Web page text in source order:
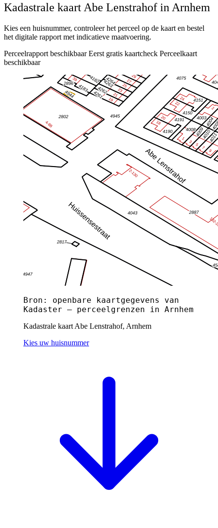
Kadastrale kaart Abe Lenstrahof in Arnhem
Kies een huisnummer, controleer het perceel op de kaart en bestel
het digitale rapport met indicatieve maatvoering.
Perceelrapport beschikbaar Eerst gratis kaartcheck Perceelkaart
beschikbaar
Bron: openbare kaartgegevens van
Kadaster — perceelgrenzen in Arnhem
Kadastrale kaart Abe Lenstrahof, Arnhem
Kies uw huisnummer